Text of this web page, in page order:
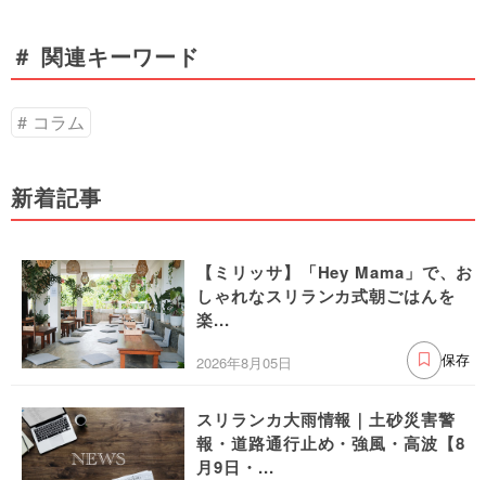
＃ 関連キーワード
コラム
新着記事
【ミリッサ】「Hey Mama」で、お
しゃれなスリランカ式朝ごはんを
楽...
2026年8月05日 保存
スリランカ大雨情報｜土砂災害警
報・道路通行止め・強風・高波【8
月9日・...